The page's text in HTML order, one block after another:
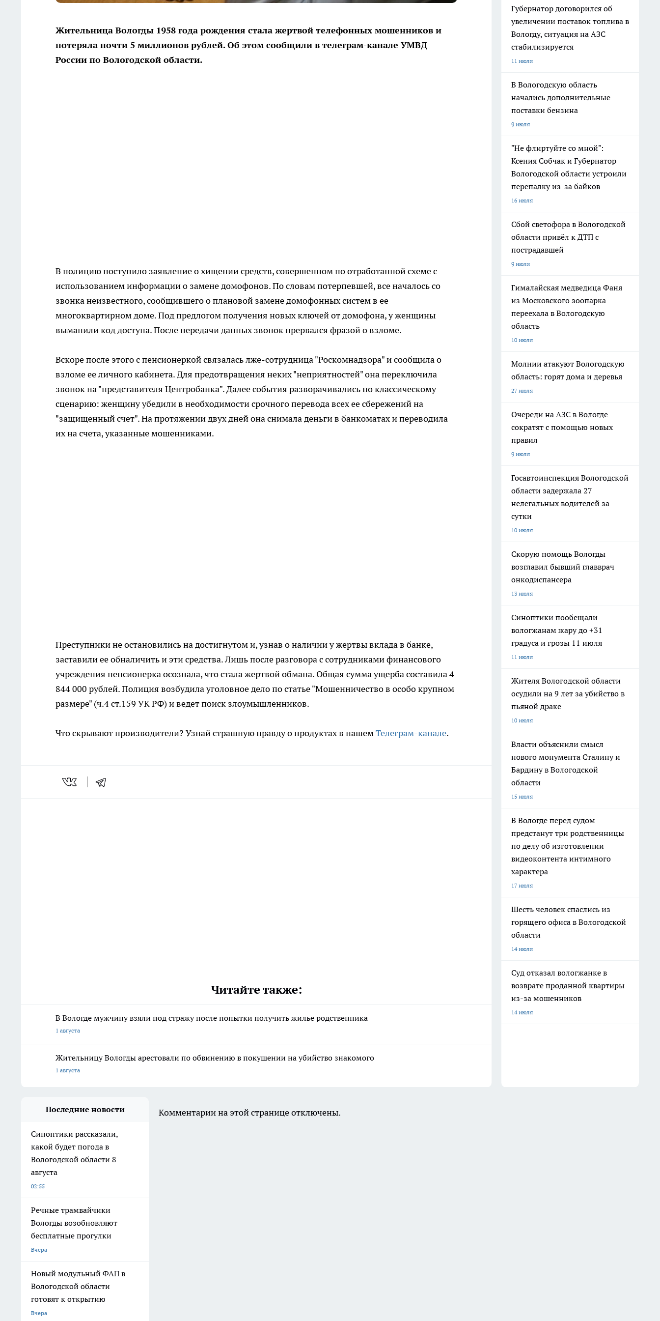
Жительница Вологды 1958 года рождения стала жертвой телефонных мошенников и
потеряла почти 5 миллионов рублей. Об этом сообщили в телеграм-канале УМВД
России по Вологодской области.
В полицию поступило заявление о хищении средств, совершенном по отработанной схеме с
использованием информации о замене домофонов. По словам потерпевшей, все началось со
звонка неизвестного, сообщившего о плановой замене домофонных систем в ее
многоквартирном доме. Под предлогом получения новых ключей от домофона, у женщины
выманили код доступа. После передачи данных звонок прервался фразой о взломе.
Вскоре после этого с пенсионеркой связалась лже-сотрудница "Роскомнадзора" и сообщила о
взломе ее личного кабинета. Для предотвращения неких "неприятностей" она переключила
звонок на "представителя Центробанка". Далее события разворачивались по классическому
сценарию: женщину убедили в необходимости срочного перевода всех ее сбережений на
"защищенный счет". На протяжении двух дней она снимала деньги в банкоматах и переводила
их на счета, указанные мошенниками.
Преступники не остановились на достигнутом и, узнав о наличии у жертвы вклада в банке,
заставили ее обналичить и эти средства. Лишь после разговора с сотрудниками финансового
учреждения пенсионерка осознала, что стала жертвой обмана. Общая сумма ущерба составила 4
844 000 рублей. Полиция возбудила уголовное дело по статье "Мошенничество в особо крупном
размере" (ч.4 ст.159 УК РФ) и ведет поиск злоумышленников.
Что скрывают производители? Узнай страшную правду о продуктах в нашемТелеграм-канале.
Читайте также:
В Вологде мужчину взяли под стражу после попытки получить жилье родственника
1 августа
Жительницу Вологды арестовали по обвинению в покушении на убийство знакомого
1 августа
Губернатор договорился об
увеличении поставок топлива в
Вологду, ситуация на АЗС
стабилизируется
11 июля
В Вологодскую область
начались дополнительные
поставки бензина
9 июля
"Не флиртуйте со мной":
Ксения Собчак и Губернатор
Вологодской области устроили
перепалку из-за байков
16 июля
Сбой светофора в Вологодской
области привёл к ДТП с
пострадавшей
9 июля
Гималайская медведица Фаня
из Московского зоопарка
переехала в Вологодскую
область
10 июля
Молнии атакуют Вологодскую
область: горят дома и деревья
27 июля
Очереди на АЗС в Вологде
сократят с помощью новых
правил
9 июля
Госавтоинспекция Вологодской
области задержала 27
нелегальных водителей за
сутки
10 июля
Скорую помощь Вологды
возглавил бывший главврач
онкодиспансера
13 июля
Синоптики пообещали
вологжанам жару до +31
градуса и грозы 11 июля
11 июля
Жителя Вологодской области
осудили на 9 лет за убийство в
пьяной драке
10 июля
Власти объяснили смысл
нового монумента Сталину и
Бардину в Вологодской
области
15 июля
В Вологде перед судом
предстанут три родственницы
по делу об изготовлении
видеоконтента интимного
характера
17 июля
Шесть человек спаслись из
горящего офиса в Вологодской
области
14 июля
Суд отказал вологжанке в
возврате проданной квартиры
из-за мошенников
14 июля
Последние новости
Синоптики рассказали,
какой будет погода в
Вологодской области 8
августа
02:55
Речные трамвайчики
Вологды возобновляют
бесплатные прогулки
Вчера
Новый модульный ФАП в
Вологодской области
готовят к открытию
Вчера
Комментарии на этой странице отключены.